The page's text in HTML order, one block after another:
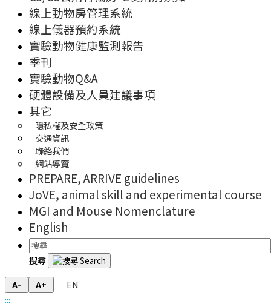
線上動物房管理系統
線上儀器預約系統
實驗動物健康監測報告
季刊
實驗動物Q&A
硬體設備及人員建議事項
其它
隱私權及安全政策
交通資訊
聯絡我們
網站導覽
PREPARE, ARRIVE guidelines
JoVE, animal skill and experimental course
MGI and Mouse Nomenclature
English
搜尋
A- A+
EN
:::